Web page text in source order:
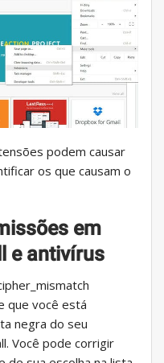
podem causar
os que causam o
em
e antivírus
que você está
negra do seu
Você pode corrigir